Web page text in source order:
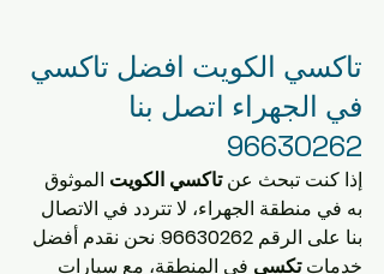
تاكسي الكويت افضل تاكسي
في الجهراء اتصل بنا
96630262
إذا كنت تبحث عن تاكسي الكويت الموثوق
به في منطقة الجهراء، لا تتردد في الاتصال
بنا على الرقم 96630262. نحن نقدم أفضل
خدمات تكسي في المنطقة، مع سيارات